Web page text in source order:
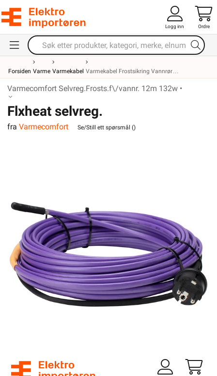
Logg inn Ordre
Forsiden Varme Varmekabel Varmekabel Frostsikring Vannrør
Varmecomfort Selvreg.Frosts.f\/vannr. 12m 132w •
Flxheat selvreg.
frostsikringskabel m/term. 13M
fra Varmecomfort Se/Still ett spørsmål ()